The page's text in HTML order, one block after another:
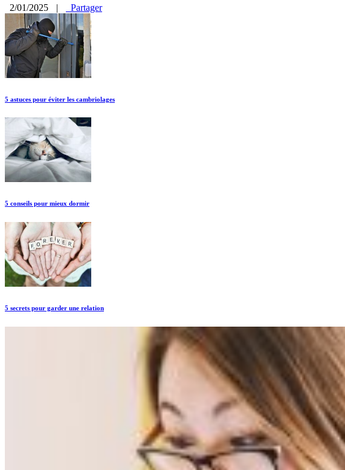
2/01/2025
| Partager
5 astuces pour éviter les cambriolages
5 conseils pour mieux dormir
5 secrets pour garder une relation